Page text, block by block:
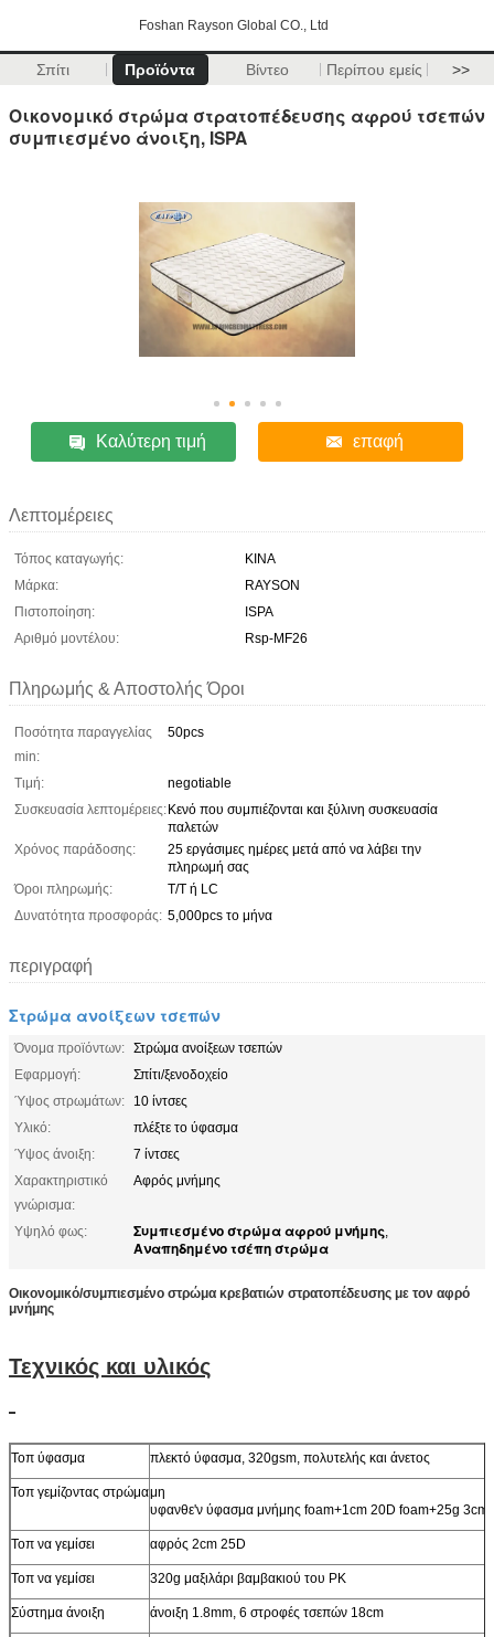
Foshan Rayson Global CO., Ltd
Σπίτι Προϊόντα Βίντεο Περίπου εμείς >>
Οικονομικό στρώμα στρατοπέδευσης αφρού τσεπών
συμπιεσμένο άνοιξη, ISPA
Καλύτερη τιμή επαφή
Λεπτομέρειες
Τόπος καταγωγής:
ΚΙΝΑ
Μάρκα:
RAYSON
Πιστοποίηση:
ISPA
Αριθμό μοντέλου:
Rsp-MF26
Πληρωμής & Αποστολής Όροι
Ποσότητα παραγγελίας
min:
50pcs
Τιμή:
negotiable
Συσκευασία λεπτομέρειες:Κενό που συμπιέζονται και ξύλινη συσκευασία
παλετών
Χρόνος παράδοσης:
25 εργάσιμες ημέρες μετά από να λάβει την
πληρωμή σας
Όροι πληρωμής:
T/T ή LC
Δυνατότητα προσφοράς: 5,000pcs το μήνα
περιγραφή
Στρώμα ανοίξεων τσεπών
Όνομα προϊόντων: Στρώμα ανοίξεων τσεπών
Εφαρμογή:
Σπίτι/ξενοδοχείο
Ύψος στρωμάτων:
10 ίντσες
Υλικό:
πλέξτε το ύφασμα
Ύψος άνοιξη:
7 ίντσες
Χαρακτηριστικό
γνώρισμα:
Αφρός μνήμης
Υψηλό φως: Συμπιεσμένο στρώμα αφρού μνήμης,
Αναπηδημένο τσέπη στρώμα
Οικονομικό/συμπιεσμένο στρώμα κρεβατιών στρατοπέδευσης με τον αφρό
μνήμης
Τεχνικός και υλικός
Τοπ ύφασμα πλεκτό ύφασμα, 320gsm, πολυτελής και άνετος
Τοπ γεμίζοντας στρώμαμη
υφανθε'ν ύφασμα μνήμης foam+1cm 20D foam+25g 3cm
Τοπ να γεμίσει αφρός 2cm 25D
Τοπ να γεμίσει 320g μαξιλάρι βαμβακιού του PK
Σύστημα άνοιξη άνοιξη 1.8mm, 6 στροφές τσεπών 18cm